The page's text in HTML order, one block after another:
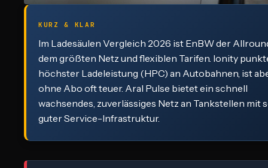
KURZ & KLAR
Im Ladesäulen Vergleich 2026 ist EnBW der
dem größten Netz und flexiblen Tarifen. Ionity
höchster Ladeleistung (HPC) an Autobahnen, ist
ohne Abo oft teuer. Aral Pulse bietet ein schnell
wachsendes, zuverlässiges Netz an Tankstellen mit
guter Service-Infrastruktur.